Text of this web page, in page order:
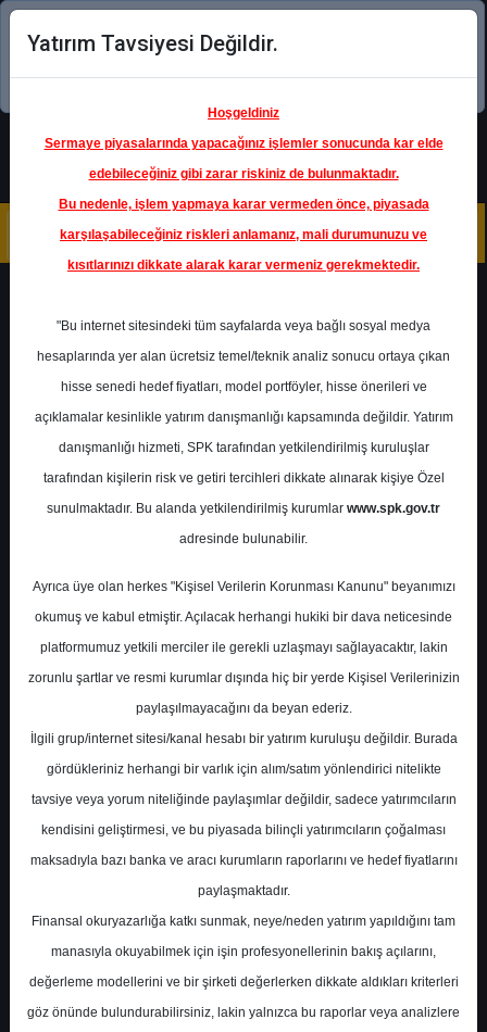
Şimdi uygulamayı indirin!
TCELL- TURKCELL İLETİŞİM
HİZMETLERİ A.Ş.
Hedef Fiyat 55.00 ₺
Getiri
%0.00
0 0
En Yüksek Tahmin
Ortalama Fiyat Tahmini
Ortalama Getiri Potansiyeli
Kurum Sayısı
Yatırım Tavsiyesi Değildir.
Hoşgeldiniz
Sermaye piyasalarında yapacağınız işlemler sonucunda kar elde
edebileceğiniz gibi zarar riskiniz de bulunmaktadır.
Bu nedenle, işlem yapmaya karar vermeden önce, piyasada
karşılaşabileceğiniz riskleri anlamanız, mali durumunuzu ve
kısıtlarınızı dikkate alarak karar vermeniz gerekmektedir.
"Bu internet sitesindeki tüm sayfalarda veya bağlı sosyal medya
hesaplarında yer alan ücretsiz temel/teknik analiz sonucu ortaya çıkan
hisse senedi hedef fiyatları, model portföyler, hisse önerileri ve
açıklamalar kesinlikle yatırım danışmanlığı kapsamında değildir. Yatırım
danışmanlığı hizmeti, SPK tarafından yetkilendirilmiş kuruluşlar
tarafından kişilerin risk ve getiri tercihleri dikkate alınarak kişiye Özel
sunulmaktadır. Bu alanda yetkilendirilmiş kurumlar www.spk.gov.tr
adresinde bulunabilir.
Ayrıca üye olan herkes "Kişisel Verilerin Korunması Kanunu" beyanımızı
okumuş ve kabul etmiştir. Açılacak herhangi hukiki bir dava neticesinde
platformumuz yetkili merciler ile gerekli uzlaşmayı sağlayacaktır, lakin
zorunlu şartlar ve resmi kurumlar dışında hiç bir yerde Kişisel Verilerinizin
paylaşılmayacağını da beyan ederiz.
İlgili grup/internet sitesi/kanal hesabı bir yatırım kuruluşu değildir. Burada
gördükleriniz herhangi bir varlık için alım/satım yönlendirici nitelikte
tavsiye veya yorum niteliğinde paylaşımlar değildir, sadece yatırımcıların
kendisini geliştirmesi, ve bu piyasada bilinçli yatırımcıların çoğalması
maksadıyla bazı banka ve aracı kurumların raporlarını ve hedef fiyatlarını
paylaşmaktadır.
Finansal okuryazarlığa katkı sunmak, neye/neden yatırım yapıldığını tam
manasıyla okuyabilmek için işin profesyonellerinin bakış açılarını,
değerleme modellerini ve bir şirketi değerlerken dikkate aldıkları kriterleri
göz önünde bulundurabilirsiniz, lakin yalnızca bu raporlar veya analizlere